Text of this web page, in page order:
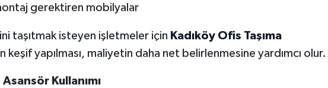
gerektiren mobilyalar
taşıtmak isteyen işletmeler için Kadıköy Ofis Taşıma
keşif yapılması, maliyetin daha net belirlenmesine yardımcı olur.
Kullanımı